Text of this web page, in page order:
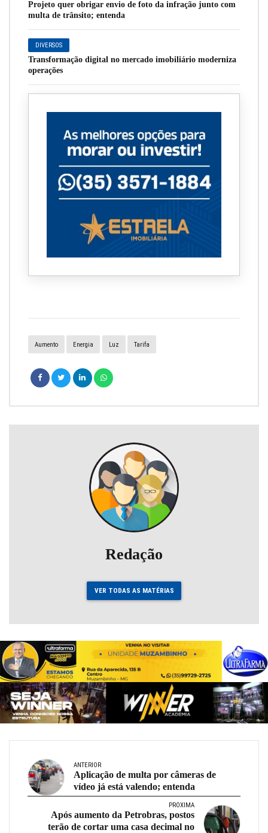
Projeto quer obrigar envio de foto da infração junto com
multa de trânsito; entenda
DIVERSOS
Transformação digital no mercado imobiliário moderniza
operações
Aumento Energia Luz Tarifa
Redação
VER TODAS AS MATÉRIAS
ANTERIOR
Aplicação de multa por câmeras de
vídeo já está valendo; entenda
PRÓXIMA
Após aumento da Petrobras, postos
terão de cortar uma casa decimal no